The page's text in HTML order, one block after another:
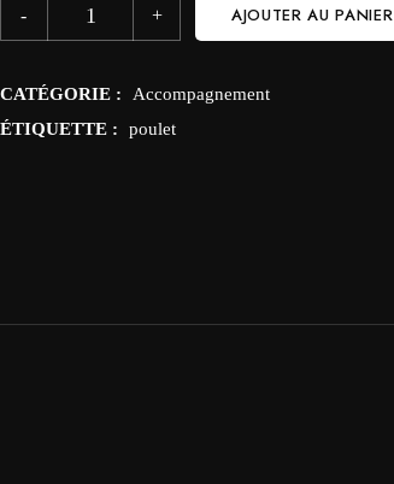
AJOUTER AU PANIER
CATÉGORIE :
Accompagnement
ÉTIQUETTE :
poulet